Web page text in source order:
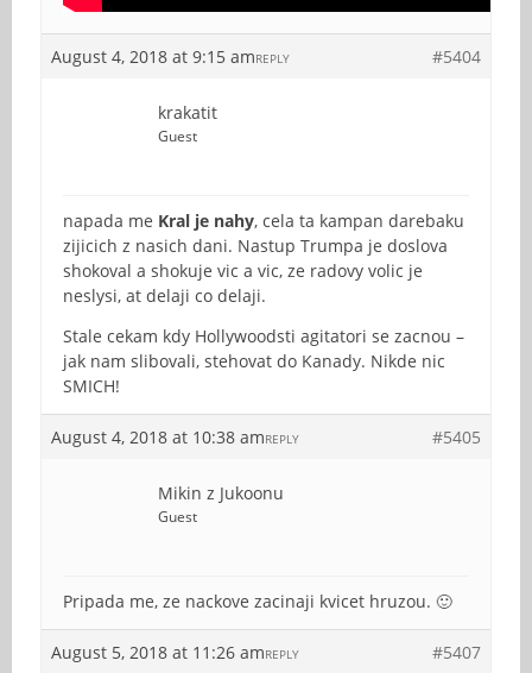
August 4, 2018 at 9:15 am #5404
REPLY
krakatit
Guest
napada me Kral je nahy, cela ta kampan darebaku
zijicich z nasich dani. Nastup Trumpa je doslova
shokoval a shokuje vic a vic, ze radovy volic je
neslysi, at delaji co delaji.
Stale cekam kdy Hollywoodsti agitatori se zacnou –
jak nam slibovali, stehovat do Kanady. Nikde nic
SMICH!
August 4, 2018 at 10:38 am #5405
REPLY
Mikin z Jukoonu
Guest
Pripada me, ze nackove zacinaji kvicet hruzou. 🙂
August 5, 2018 at 11:26 am #5407
REPLY